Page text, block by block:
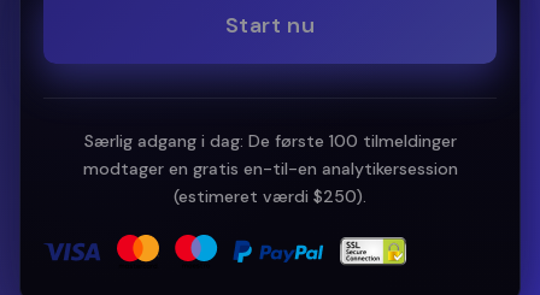
Start nu
Særlig adgang i dag: De første 100 tilmeldinger
modtager en gratis en-til-en analytikersession
(estimeret værdi $250).